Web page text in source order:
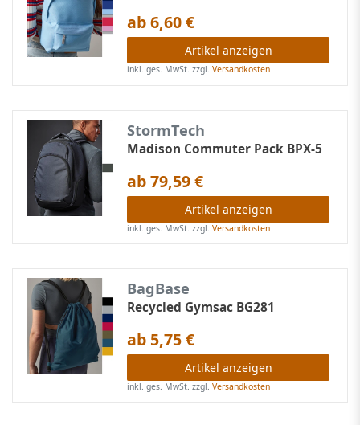
ab 6,60 €
Artikel anzeigen
inkl. ges. MwSt. zzgl.Versandkosten
StormTech
Madison Commuter Pack BPX-5
ab 79,59 €
Artikel anzeigen
inkl. ges. MwSt. zzgl.Versandkosten
BagBase
Recycled Gymsac BG281
ab 5,75 €
Artikel anzeigen
inkl. ges. MwSt. zzgl.Versandkosten